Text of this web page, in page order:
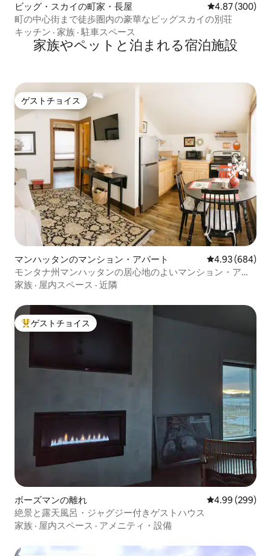
ビッグ・スカイの町家・長屋 レビュー300
4.87 (300)
町の中心街まで徒歩圏内の豪華なビッグスカイの別荘
キッチン · 家族 ·駐車スペース
家族やペットと泊まれる宿泊施設
ゲストチョイス
ゲストチョイス
マンハッタンのマンション・アパート レビュー684
4.93 (684)
モンタナ州マンハッタンの居心地のよいマンション・アパ
ート
家族 · 屋内スペース · 近隣
大好評のゲストチョイスです。
ゲストチョイス
ボーズマンの離れ レビュー299
4.99 (299)
絶景と露天風呂・ジャグジー付きゲストハウス
家族 · 屋内スペース · アメニティ・設備